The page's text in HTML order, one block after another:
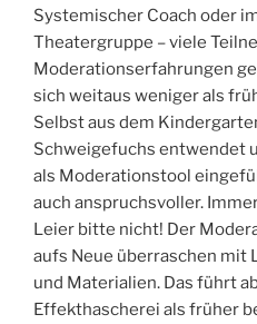
Systemischer Coach oder
Theatergruppe – viele
Moderationserfahrungen
sich weitaus weniger als
Selbst aus dem
Schweigefuchs entwendet
als Moderationstool
auch anspruchsvoller.
Leier bitte nicht! Der
aufs Neue überraschen mit
und Materialien. Das führt
Effekthascherei als früher